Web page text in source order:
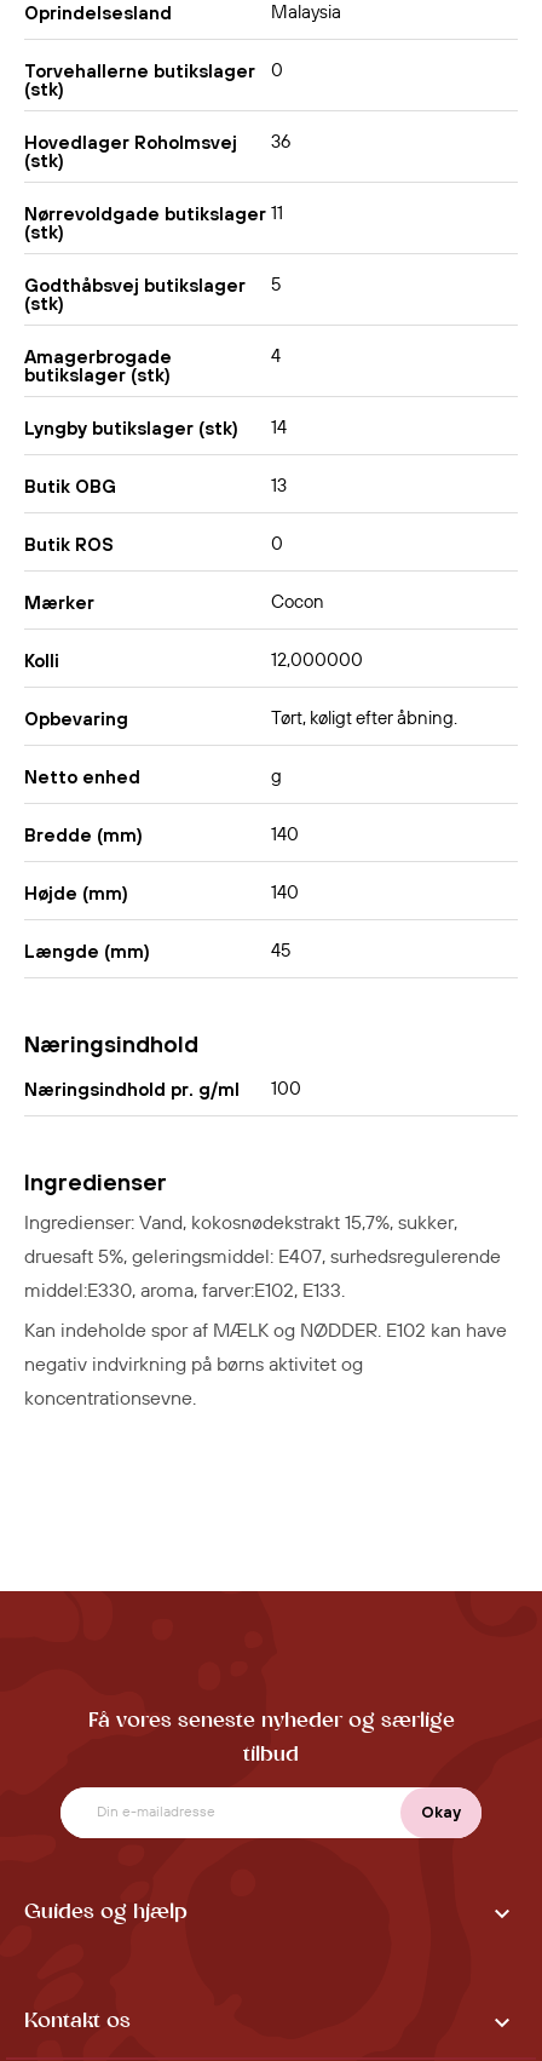
Oprindelsesland Malaysia
Torvehallerne butikslager
(stk)
0
Hovedlager Roholmsvej
(stk)
36
Nørrevoldgade butikslager
(stk)
11
Godthåbsvej butikslager
(stk)
5
Amagerbrogade
butikslager (stk)
4
Lyngby butikslager (stk) 14
Butik OBG 13
Butik ROS 0
Mærker Cocon
Kolli 12,000000
Opbevaring Tørt, køligt efter åbning.
Netto enhed g
Bredde (mm) 140
Højde (mm) 140
Længde (mm) 45
Næringsindhold
Næringsindhold pr. g/ml 100
Ingredienser
Ingredienser: Vand, kokosnødekstrakt 15,7%, sukker,
druesaft 5%, geleringsmiddel: E407, surhedsregulerende
middel:E330, aroma, farver:E102, E133.
Kan indeholde spor af MÆLK og NØDDER. E102 kan have
negativ indvirkning på børns aktivitet og
koncentrationsevne.
Få vores seneste nyheder og særlige
tilbud
Guides og hjælp 
Kontakt os 